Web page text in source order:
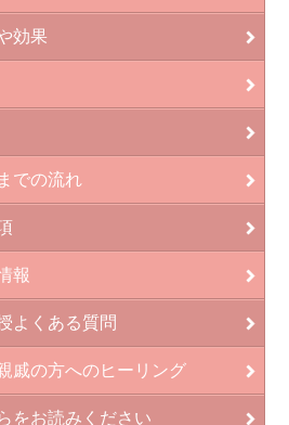
効果
での流れ
報
よくある質問
戚の方へのヒーリング
をお読みください